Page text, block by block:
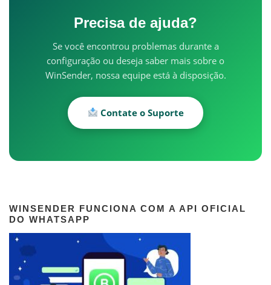
Precisa de ajuda?
Se você encontrou problemas durante a
configuração ou deseja saber mais sobre o
WinSender, nossa equipe está à disposição.
Contate o Suporte
WINSENDER FUNCIONA COM A API OFICIAL
DO WHATSAPP